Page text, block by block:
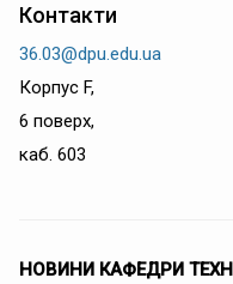
Контакти
36.03@dpu.edu.ua
Корпус F,
6 поверх,
каб. 603
НОВИНИ КАФЕДРИ